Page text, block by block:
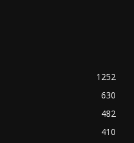
1252
630
482
410